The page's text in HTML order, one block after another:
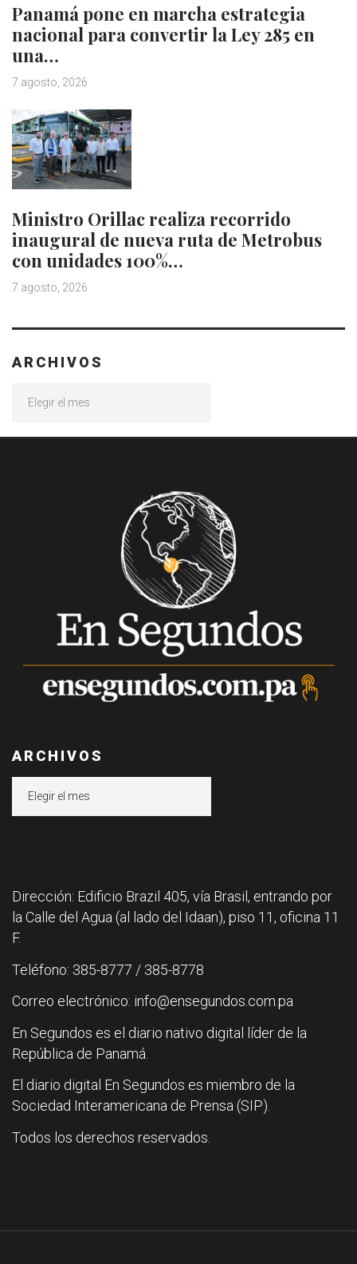
Panamá pone en marcha estrategia
nacional para convertir la Ley 285 en
una…
7 agosto, 2026
Ministro Orillac realiza recorrido
inaugural de nueva ruta de Metrobus
con unidades 100%…
7 agosto, 2026
ARCHIVOS
ARCHIVOS
Dirección: Edificio Brazil 405, vía Brasil, entrando por
la Calle del Agua (al lado del Idaan), piso 11, oficina 11
F.
Teléfono: 385-8777 / 385-8778
Correo electrónico: info@ensegundos.com.pa
En Segundos es el diario nativo digital líder de la
República de Panamá.
El diario digital En Segundos es miembro de la
Sociedad Interamericana de Prensa (SIP).
Todos los derechos reservados.